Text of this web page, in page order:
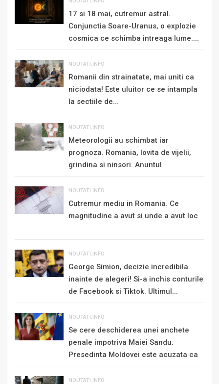
17 si 18 mai, cutremur astral.
Conjunctia Soare-Uranus, o explozie
cosmica ce schimba intreaga lume....
NOUTATI.INFO
Romanii din strainatate, mai uniti ca
niciodata! Este uluitor ce se intampla
la sectiile de...
NOUTATI.INFO
Meteorologii au schimbat iar
prognoza. Romania, lovita de vijelii,
grindina si ninsori. Anuntul
momentului de...
NOUTATI.INFO
Cutremur mediu in Romania. Ce
magnitudine a avut si unde a avut loc
NOUTATI.INFO
George Simion, decizie incredibila
inainte de alegeri! Si-a inchis conturile
de Facebook si Tiktok. Ultimul...
NOUTATI.INFO
Se cere deschiderea unei anchete
penale impotriva Maiei Sandu.
Presedinta Moldovei este acuzata ca
„se...
NOUTATI.INFO